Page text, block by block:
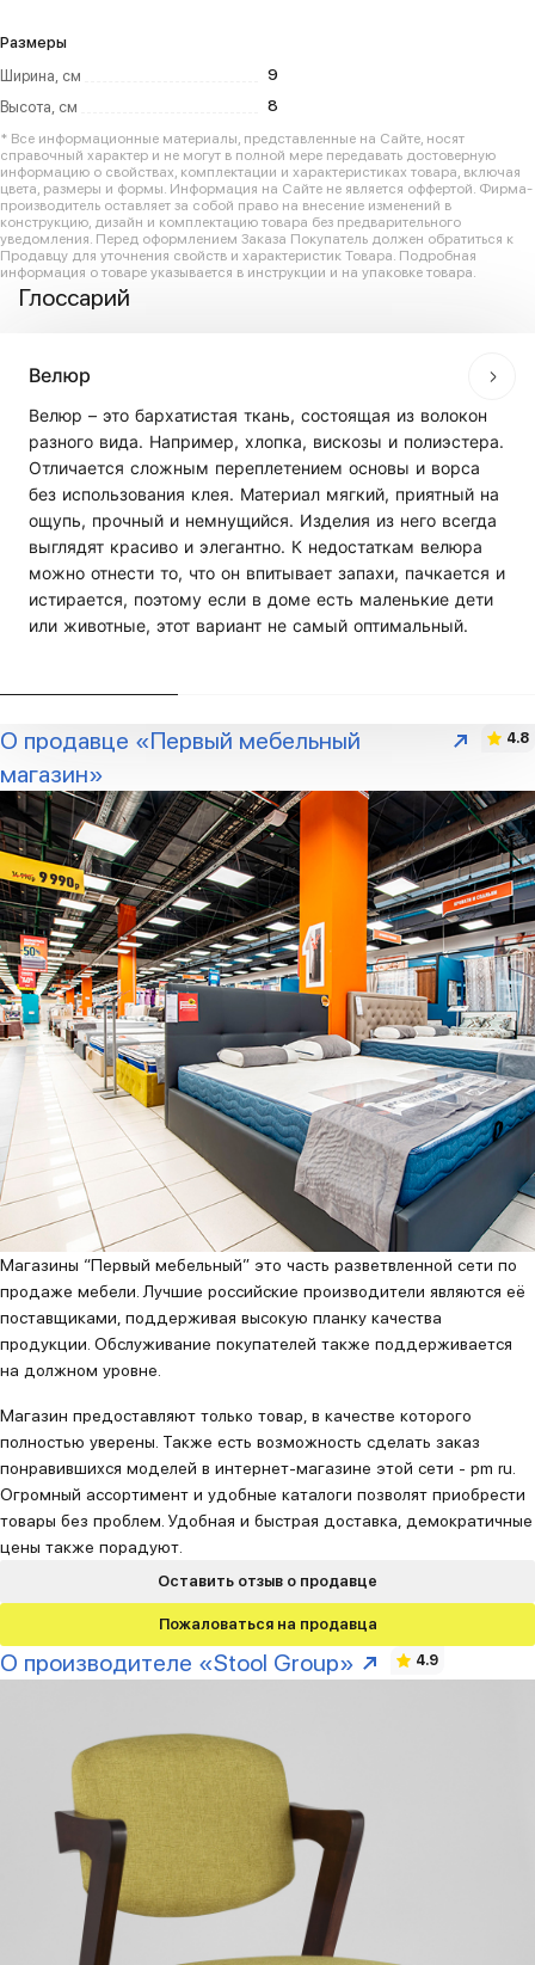
Размеры
Ширина, см
9
Высота, см
8
* Все информационные материалы, представленные на Сайте, носят
справочный характер и не могут в полной мере передавать достоверную
информацию о свойствах, комплектации и характеристиках товара, включая
цвета, размеры и формы. Информация на Сайте не является оффертой. Фирма-
производитель оставляет за собой право на внесение изменений в
конструкцию, дизайн и комплектацию товара без предварительного
уведомления. Перед оформлением Заказа Покупатель должен обратиться к
Продавцу для уточнения свойств и характеристик Товара. Подробная
информация о товаре указывается в инструкции и на упаковке товара.
Глоссарий
Велюр
Велюр – это бархатистая ткань, состоящая из волокон
разного вида. Например, хлопка, вискозы и полиэстера.
Отличается сложным переплетением основы и ворса
без использования клея. Материал мягкий, приятный на
ощупь, прочный и немнущийся. Изделия из него всегда
выглядят красиво и элегантно. К недостаткам велюра
можно отнести то, что он впитывает запахи, пачкается и
истирается, поэтому если в доме есть маленькие дети
или животные, этот вариант не самый оптимальный.
О продавце «Первый мебельный
магазин»
4.8
Оставить отзыв о продавце
Пожаловаться на продавца
Магазины “Первый мебельный” это часть разветвленной сети по
продаже мебели. Лучшие российские производители являются её
поставщиками, поддерживая высокую планку качества
продукции. Обслуживание покупателей также поддерживается
на должном уровне.
Магазин предоставляют только товар, в качестве которого
полностью уверены. Также есть возможность сделать заказ
понравившихся моделей в интернет-магазине этой сети - pm ru.
Огромный ассортимент и удобные каталоги позволят приобрести
товары без проблем. Удобная и быстрая доставка, демократичные
цены также порадуют.
О производителе «Stool Group» 4.9